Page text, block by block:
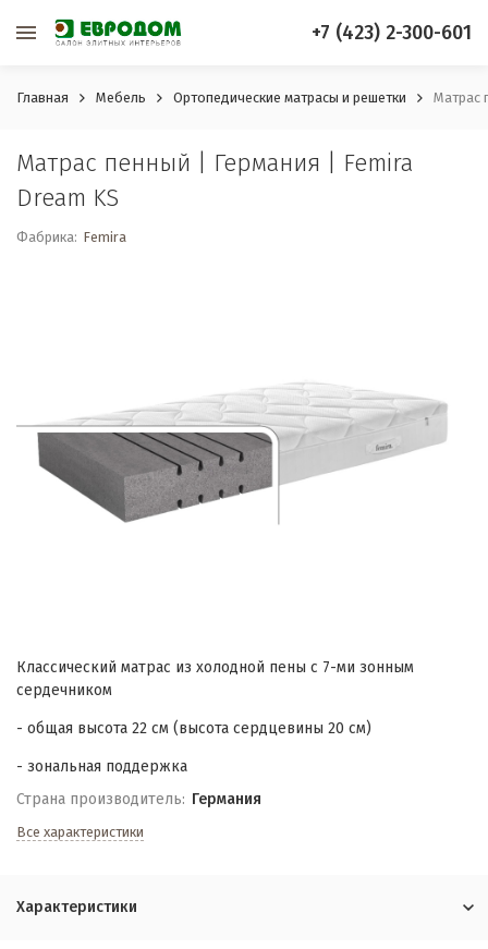
+7 (423) 2-300-601
Главная Мебель Ортопедические матрасы и решетки Матрас
Матрас пенный | Германия | Femira
Dream KS
Фабрика: Femira
Классический матрас из холодной пены с 7-ми зонным
сердечником
- общая высота 22 см (высота сердцевины 20 см)
- зональная поддержка
Страна производитель: Германия
Все характеристики
Характеристики